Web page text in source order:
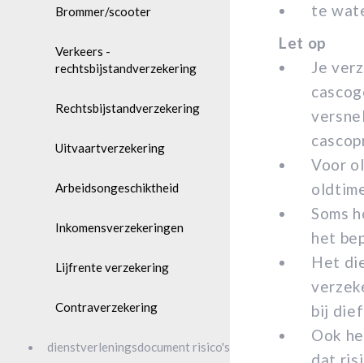
Brommer/scooter
Verkeers -
rechtsbijstandverzekering
Rechtsbijstandverzekering
Uitvaartverzekering
Arbeidsongeschiktheid
Inkomensverzekeringen
Lijfrente verzekering
Contraverzekering
dienstverleningsdocument risico's
te
Let op
Je
Voor
Soms
het
Het
bij
Ook